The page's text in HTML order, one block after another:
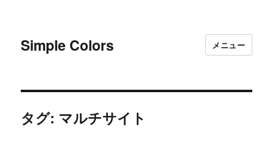
Simple Colors メニュー
タグ: マルチサイト